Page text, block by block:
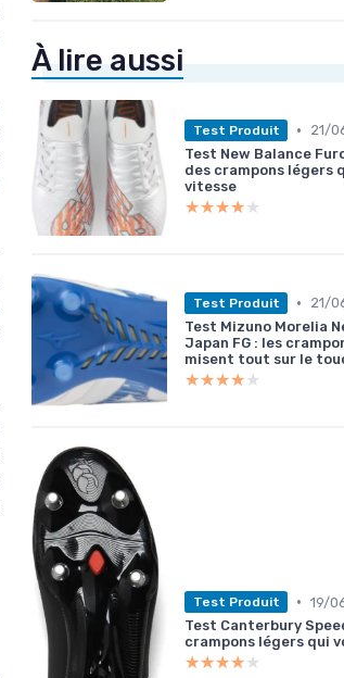
À lire aussi
Test Produit •
21/
Test New Balance
des crampons légers
vitesse
★★★★★
★★★★★
Test Produit •
21/
Test Mizuno Morelia
Japan FG : les
misent tout sur le
★★★★★
★★★★★
Test Produit • 19/
Test Canterbury
crampons légers qui
★★★★★
★★★★★